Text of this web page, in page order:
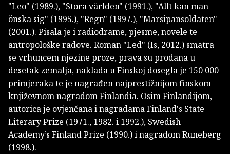
"Leo" (1989.), "Stora världen" (1991.), "Allt kan man
önska sig" (1995.), "Regn" (1997.), "Marsipansoldaten"
(2001.). Pisala je i radiodrame, pjesme, novele te
antropološke radove. Roman "Led" (Is, 2012.) smatra
se vrhuncem njezine proze, prava su prodana u
desetak zemalja, naklada u Finskoj dosegla je 150 000
primjeraka te je nagrađen najprestižnijom finskom
književnom nagradom Finlandia. Osim Finlandijom,
autorica je ovjenčana i nagradama Finland's State
Literary Prize (1971., 1982. i 1992.), Swedish
Academy’s Finland Prize (1990.) i nagradom Runeberg
(1998.).